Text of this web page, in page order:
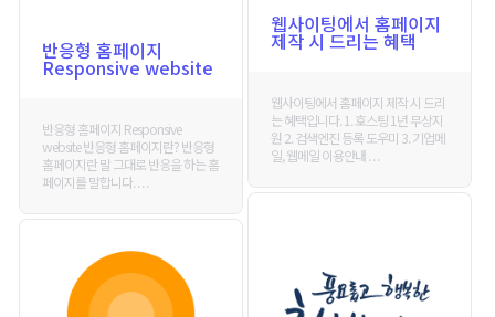
웹사이팅에서 홈페이지
제작 시 드리는 혜택
웹사이팅에서 홈페이지 제작 시 드리
는 혜택입니다. 1. 호스팅 1년 무상지
원 2. 검색엔진 등록 도우미 3. 기업메
일, 웹메일 이용안내 . . .
반응형 홈페이지
Responsive website
반응형 홈페이지 Responsive
website 반응형 홈페이지란? 반응형
홈페이지란 말 그대로 반응을 하는 홈
페이지를 말합니다. . . .